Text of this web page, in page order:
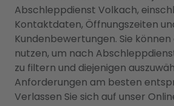
Abschleppdienst Volkach,
Kontaktdaten, Öffnungszeiten
Kundenbewertungen. Sie
nutzen, um nach
zu filtern und diejenigen
Anforderungen am besten
Verlassen Sie sich auf unser